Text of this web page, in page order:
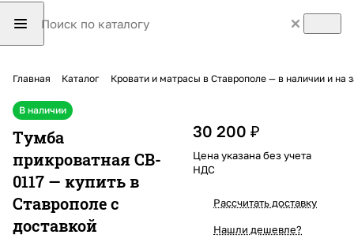
Главная Каталог Кровати и матрасы в Ставрополе — в наличии и на
В наличии
Тумба
прикроватная CB-
0117 — купить в
Ставрополе с
доставкой
30 200 ₽
Цена указана без учета
НДС
Рассчитать доставку
Нашли дешевле?